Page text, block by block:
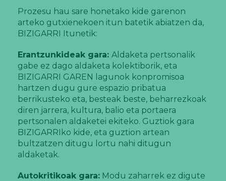
Prozesu hau sare honetako kide garenon
arteko gutxienekoen itun batetik abiatzen da,
BIZIGARRI Itunetik:
Erantzunkideak gara: Aldaketa pertsonalik
gabe ez dago aldaketa kolektiborik, eta
BIZIGARRI GAREN lagunok konpromisoa
hartzen dugu gure espazio pribatua
berrikusteko eta, besteak beste, beharrezkoak
diren jarrera, kultura, balio eta portaera
pertsonalen aldaketei ekiteko. Guztiok gara
BIZIGARRIko kide, eta guztion artean
bultzatzen ditugu lortu nahi ditugun
aldaketak.
Autokritikoak gara:Modu zaharrek ez digute